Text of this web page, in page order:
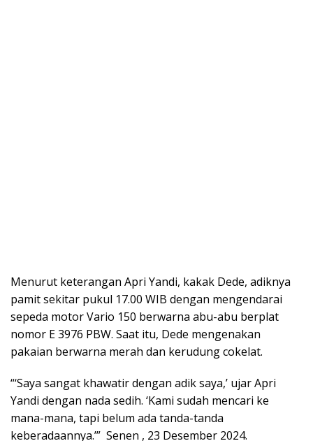
Menurut keterangan Apri Yandi, kakak Dede, adiknya
pamit sekitar pukul 17.00 WIB dengan mengendarai
sepeda motor Vario 150 berwarna abu-abu berplat
nomor E 3976 PBW. Saat itu, Dede mengenakan
pakaian berwarna merah dan kerudung cokelat.
“‘Saya sangat khawatir dengan adik saya,’ ujar Apri
Yandi dengan nada sedih. ‘Kami sudah mencari ke
mana-mana, tapi belum ada tanda-tanda
keberadaannya.’” Senen , 23 Desember 2024.